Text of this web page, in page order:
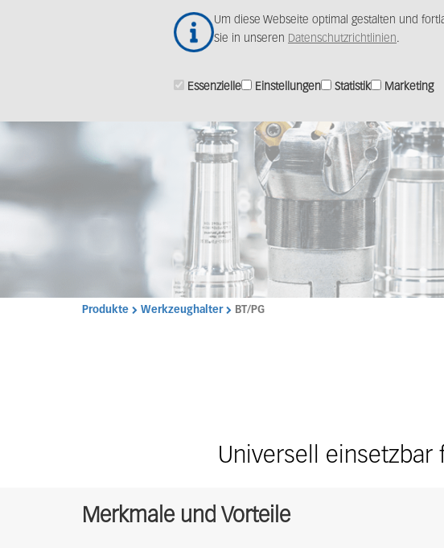
Um diese Webseite optimal gestalten und
Sie in unseren Datenschutzrichtlinien.
Essenzielle Einstellungen Statistik Marketing
Produkte Werkzeughalter BT/PG
Universell einsetzbar
Merkmale und Vorteile